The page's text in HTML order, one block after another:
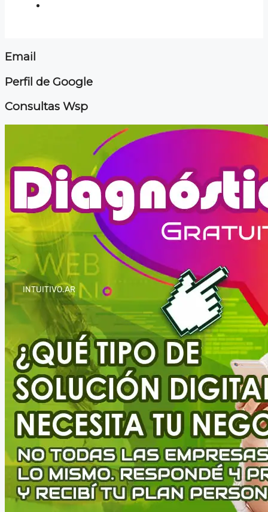
Email
Perfil de Google
Consultas Wsp